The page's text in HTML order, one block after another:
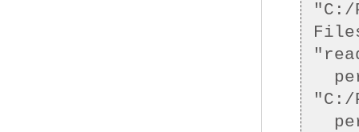
"C:/
"C:/